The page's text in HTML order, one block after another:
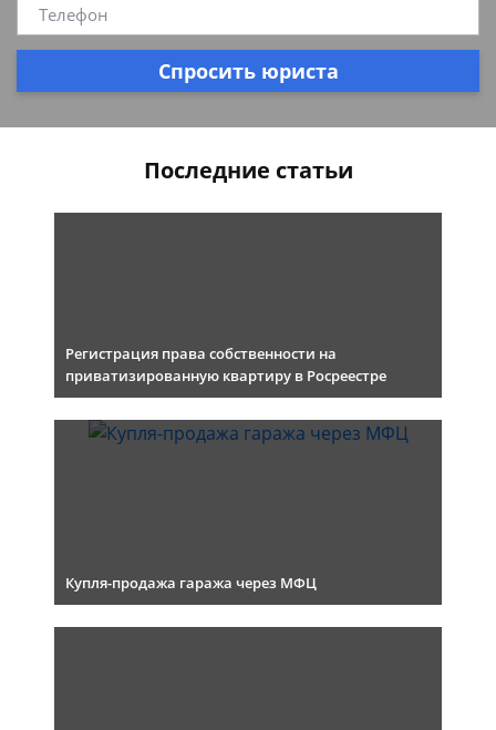
Спросить юриста
Последние статьи
Регистрация права собственности на
приватизированную квартиру в Росреестре
Купля-продажа гаража через МФЦ